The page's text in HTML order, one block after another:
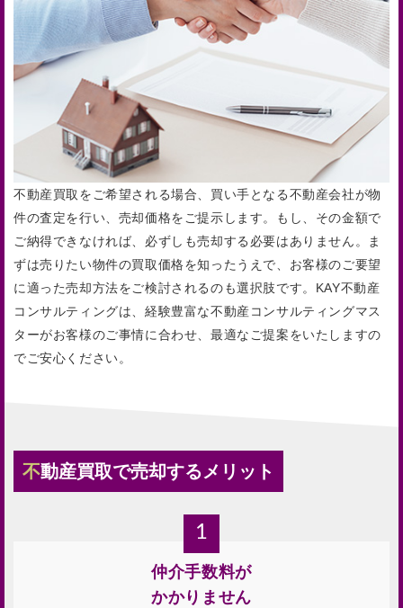
不動産買取をご希望される場合、買い手となる不動産会社が物
件の査定を行い、売却価格をご提示します。もし、その金額で
ご納得できなければ、必ずしも売却する必要はありません。ま
ずは売りたい物件の買取価格を知ったうえで、お客様のご要望
に適った売却方法をご検討されるのも選択肢です。KAY不動産
コンサルティングは、経験豊富な不動産コンサルティングマス
ターがお客様のご事情に合わせ、最適なご提案をいたしますの
でご安心ください。
不動産買取で売却するメリット
1
仲介手数料が
かかりません